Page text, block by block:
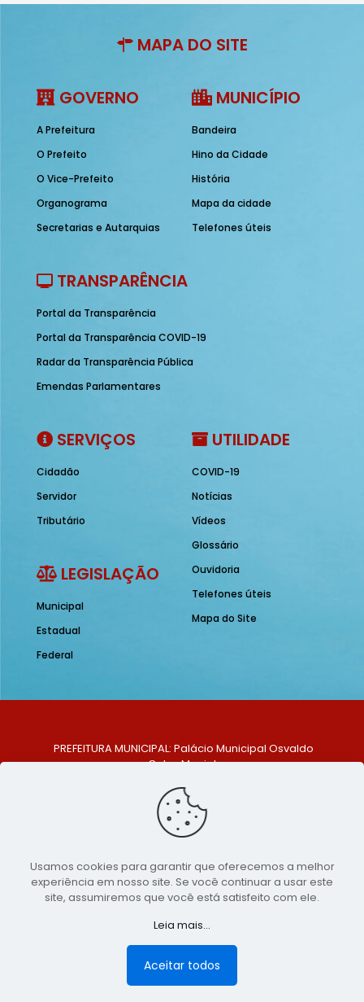
MAPA DO SITE
GOVERNO
A Prefeitura
O Prefeito
O Vice-Prefeito
Organograma
Secretarias e Autarquias
MUNICÍPIO
Bandeira
Hino da Cidade
História
Mapa da cidade
Telefones úteis
TRANSPARÊNCIA
Portal da Transparência
Portal da Transparência COVID-19
Radar da Transparência Pública
Emendas Parlamentares
SERVIÇOS
Cidadão
Servidor
Tributário
LEGISLAÇÃO
Municipal
Estadual
Federal
UTILIDADE
COVID-19
Notícias
Vídeos
Glossário
Ouvidoria
Telefones úteis
Mapa do Site
PREFEITURA MUNICIPAL: Palácio Municipal Osvaldo
Celso Maciel
Centro, São Bento do Una - PE. CEP: 553370-128
TELEFONE: (81) 99548-1569
E-MAIL: ouvidoria@saobentodouna.pe.gov.br
Copyright 2021-2026 - Assessoria de Comunicação da
Prefeitura de São Bento do Una - PE
publicidadeLumusWeb - Agência Digital
Usamos cookies para garantir que oferecemos a melhor
experiência em nosso site. Se você continuar a usar este
site, assumiremos que você está satisfeito com ele.
Leia mais...
Aceitar todos